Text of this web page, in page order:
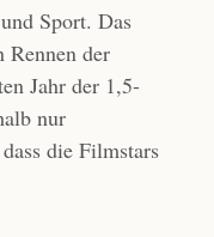
Sport. Das
Rennen der
Jahr der 1,5-
nur
die Filmstars